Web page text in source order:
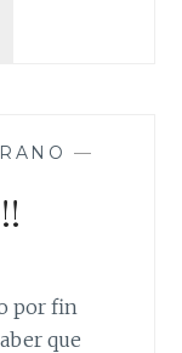
—
por fin
que